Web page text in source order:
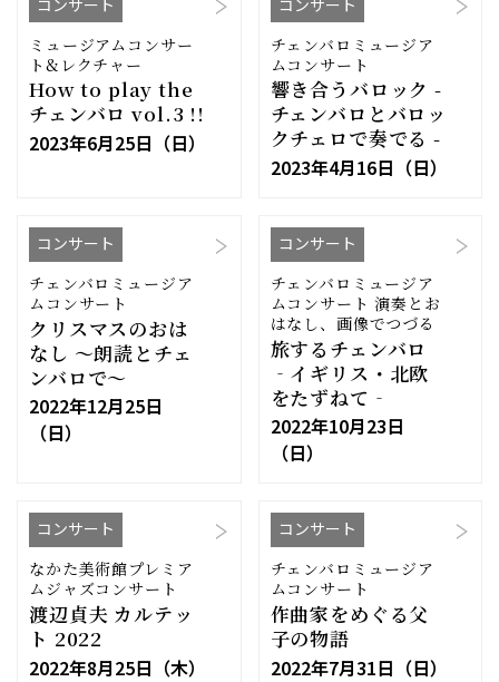
ミュージアムコンサー
ト&レクチャー
How to play the
チェンバロ vol.3 !!
2023年6月25日（日）
チェンバロミュージア
ムコンサート
響き合うバロック -
チェンバロとバロッ
クチェロで奏でる -
2023年4月16日（日）
コンサート
チェンバロミュージア
ムコンサート
クリスマスのおは
なし 〜朗読とチェ
ンバロで〜
2022年12月25日
（日）
コンサート
チェンバロミュージア
ムコンサート 演奏とお
はなし、画像でつづる
旅するチェンバロ
‐イギリス・北欧
をたずねて‐
2022年10月23日
（日）
コンサート
なかた美術館プレミア
ムジャズコンサート
渡辺貞夫 カルテッ
ト 2022
2022年8月25日（木）
コンサート
チェンバロミュージア
ムコンサート
作曲家をめぐる父
子の物語
2022年7月31日（日）